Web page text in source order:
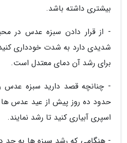
بیشتری داشته باشد.
- از قرار دادن سبزه عدس در
شدیدی دارد به شدت خودداری کنید
برای رشد آن دمای معتدل است.
- چنانچه قصد دارید سبزه عدس
حدود ده روز پیش از عید عدس ها
اسپری آبیاری کنید تا رشد نمایند.